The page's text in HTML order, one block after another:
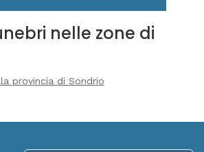
nelle zone di
provincia di Sondrio